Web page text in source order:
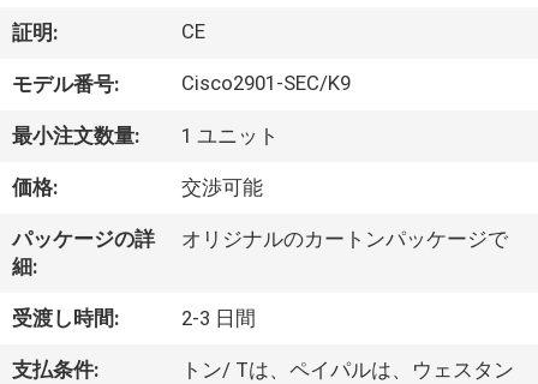
デ
オ
わ
た
し
た
ち
証明: CE
モデル番号: Cisco2901-SEC/K9
最小注文数量: 1 ユニット
価格: 交渉可能
パッケージの詳
細:
オリジナルのカートンパッケージで
受渡し時間: 2-3 日間
支払条件:
トン/ Tは、ペイパルは、ウェスタン